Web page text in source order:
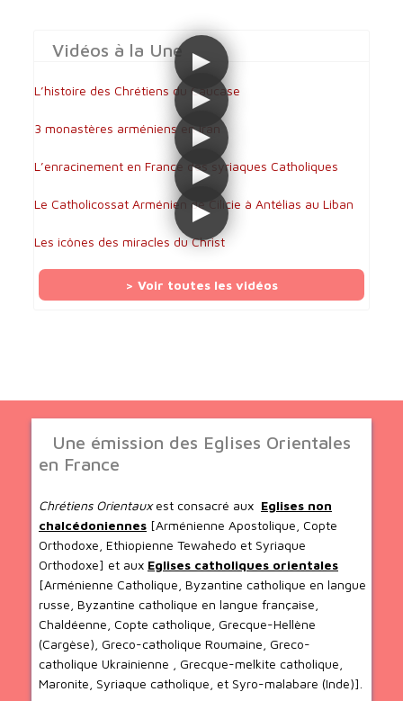
Vidéos à la Une
L’histoire des Chrétiens du Caucase
3 monastères arméniens en Iran
L’enracinement en France des syriaques Catholiques
Le Catholicossat Arménien de Cilicie à Antélias au Liban
Les icônes des miracles du Christ
> Voir toutes les vidéos
Une émission des Eglises Orientales
en France
Chrétiens Orientauxest consacré aux Eglises non
chalcédoniennes [Arménienne Apostolique, Copte
Orthodoxe, Ethiopienne Tewahedo et Syriaque
Orthodoxe] et aux Eglises catholiques orientales
[Arménienne Catholique, Byzantine catholique en langue
russe, Byzantine catholique en langue française,
Chaldéenne, Copte catholique, Grecque-Hellène
(Cargèse), Greco-catholique Roumaine, Greco-
catholique Ukrainienne , Grecque-melkite catholique,
Maronite, Syriaque catholique, et Syro-malabare (Inde)].